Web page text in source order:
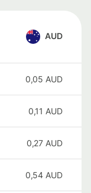
AUD
0,05 AUD
0,11 AUD
0,27 AUD
0,54 AUD